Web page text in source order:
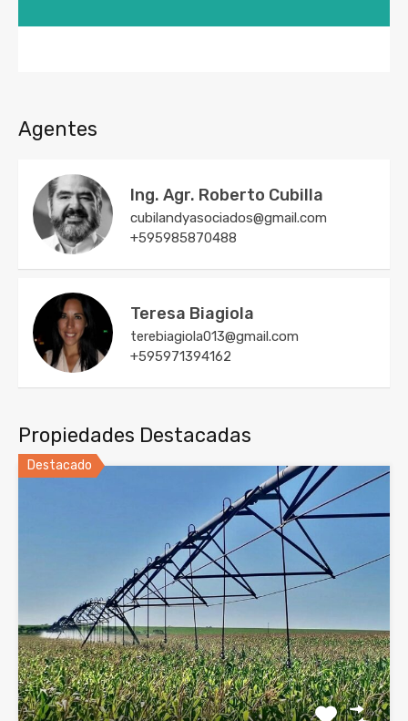
Agentes
Ing. Agr. Roberto Cubilla
cubilandyasociados@gmail.com
+595985870488
Teresa Biagiola
terebiagiola013@gmail.com
+595971394162
Propiedades Destacadas
Destacado